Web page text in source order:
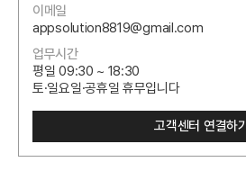
이메일
appsolution8819@gmail.com
업무시간
평일 09:30 ~ 18:30
토·일요일·공휴일 휴무입니다
고객센터 연결하기